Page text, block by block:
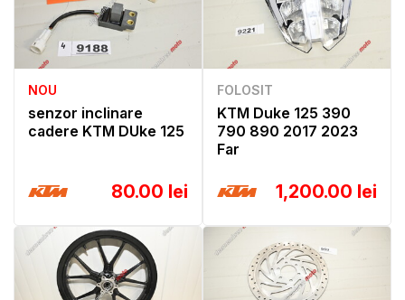
NOU
senzor inclinare
cadere KTM DUke 125
80.00 lei
FOLOSIT
KTM Duke 125 390
790 890 2017 2023
Far
1,200.00 lei